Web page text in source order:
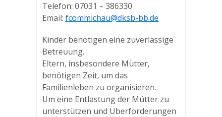
Telefon: 07031 – 386330
Email: fcommichau@dksb-bb.de
Kinder benötigen eine zuverlässige
Betreuung.
Eltern, insbesondere Mütter,
benötigen Zeit, um das
Familienleben zu organisieren.
Um eine Entlastung der Mütter zu
unterstützen und Überforderungen